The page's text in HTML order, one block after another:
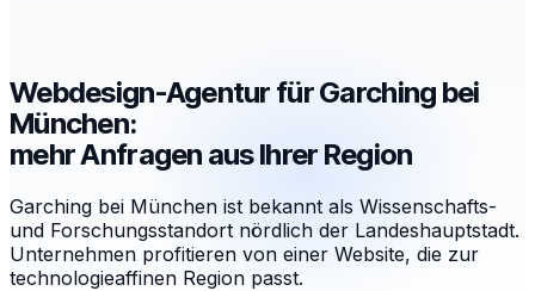
Webdesign-Agentur für Garching bei
München:
mehr Anfragen aus Ihrer Region
Garching bei München ist bekannt als Wissenschafts-
und Forschungsstandort nördlich der Landeshauptstadt.
Unternehmen profitieren von einer Website, die zur
technologieaffinen Region passt.